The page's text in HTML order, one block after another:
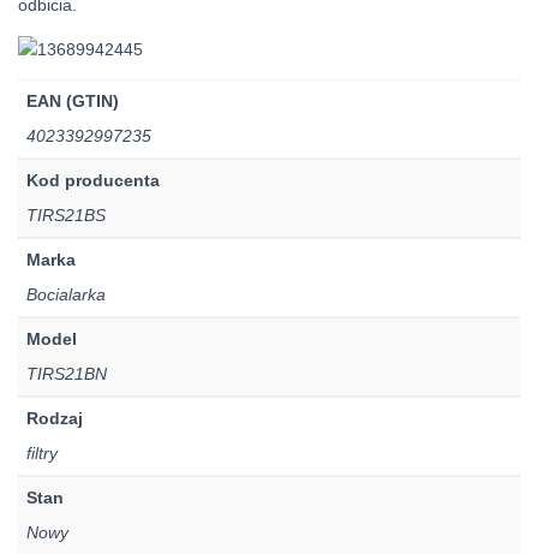
odbicia.
EAN (GTIN)
4023392997235
Kod producenta
TIRS21BS
Marka
Bocialarka
Model
TIRS21BN
Rodzaj
filtry
Stan
Nowy